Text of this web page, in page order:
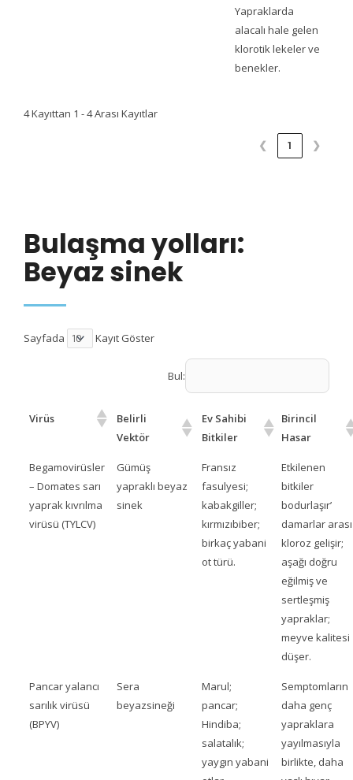
Yapraklarda
alacalı hale gelen
klorotik lekeler ve
benekler.
4 Kayıttan 1 - 4 Arası Kayıtlar
❮ 1 ❯
Bulaşma yolları:
Beyaz sinek
Sayfada Kayıt Göster
Bul:
Virüs
Belirli
Vektör
Ev Sahibi
Bitkiler
Birincil
Hasar
Begamovirüsler
– Domates sarı
yaprak kıvrılma
virüsü (TYLCV)
Gümüş
yapraklı beyaz
sinek
Fransız
fasulyesi;
kabakgiller;
kırmızıbiber;
birkaç yabani
ot türü.
Etkilenen
bitkiler
bodurlaşır’
damarlar arası
kloroz gelişir;
aşağı doğru
eğilmiş ve
sertleşmiş
yapraklar;
meyve kalitesi
düşer.
Pancar yalancı
sarılık virüsü
(BPYV)
Sera
beyazsineği
Marul;
pancar;
Hindiba;
salatalık;
yaygın yabani
Semptomların
daha genç
yapraklara
yayılmasıyla
birlikte, daha